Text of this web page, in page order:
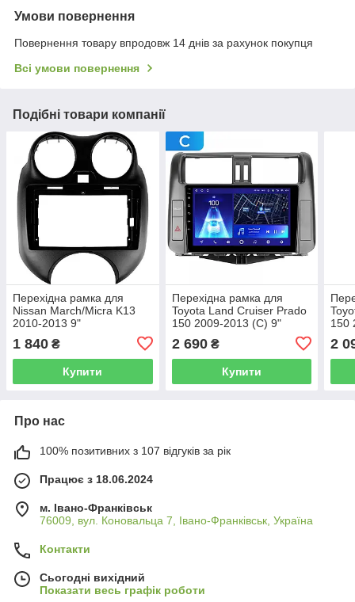
Умови повернення
Повернення товару впродовж 14 днів за рахунок покупця
Всі умови повернення
Подібні товари компанії
Перехідна рамка для
Nissan March/Micra K13
2010-2013 9"
1 840 ₴
Купити
Перехідна рамка для
Toyota Land Cruiser Prado
150 2009-2013 (C) 9"
2 690₴
Купити
150
2
Про нас
100% позитивних з 107 відгуків за рік
Працює з 18.06.2024
м. Івано-Франківськ
76009, вул. Коновальца 7, Івано-Франківськ, Україна
Контакти
Сьогодні вихідний
Показати весь графік роботи